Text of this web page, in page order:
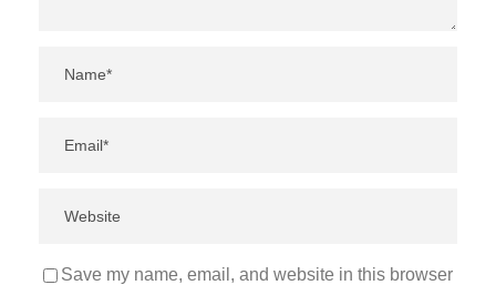
Save my name, email, and website in this browser